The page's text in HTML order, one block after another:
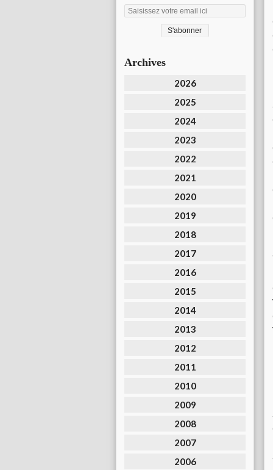
Archives
2026
2025
2024
2023
2022
2021
2020
2019
2018
2017
2016
2015
2014
2013
2012
2011
2010
2009
2008
2007
2006